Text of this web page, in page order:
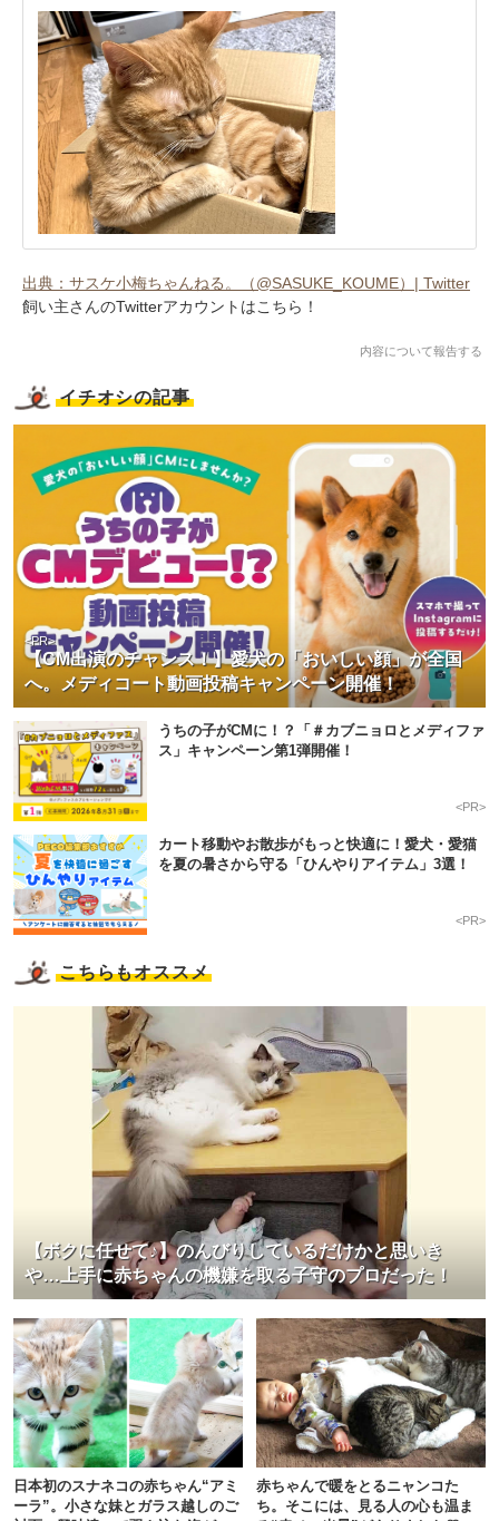
出典：サスケ小梅ちゃんねる。（@SASUKE_KOUME）| Twitter
飼い主さんのTwitterアカウントはこちら！
内容について報告する
イチオシの記事
【CM出演のチャンス！】愛犬の「おいしい顔」が全国
へ。メディコート動画投稿キャンペーン開催！
<PR>
うちの子がCMに！？「＃カブニョロとメディファ
ス」キャンペーン第1弾開催！
<PR>
カート移動やお散歩がもっと快適に！愛犬・愛猫
を夏の暑さから守る「ひんやりアイテム」3選！
<PR>
こちらもオススメ
【ボクに任せて♪】のんびりしているだけかと思いき
や…上手に赤ちゃんの機嫌を取る子守のプロだった！
日本初のスナネコの赤ちゃん“アミ
ーラ”。小さな妹とガラス越しのご
赤ちゃんで暖をとるニャンコた
ち。そこには、見る人の心も温ま